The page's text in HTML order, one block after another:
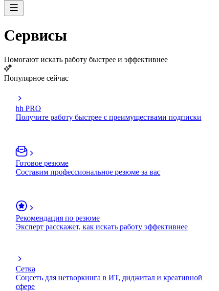
Сервисы
Помогают искать работу быстрее и эффективнее
Популярное сейчас
hh PRO
Получите работу быстрее с преимуществами подписки
Готовое резюме
Составим профессиональное резюме за вас
Рекомендация по резюме
Эксперт расскажет, как искать работу эффективнее
Сетка
Соцсеть для нетворкинга в ИТ, диджитал и креативной
сфере